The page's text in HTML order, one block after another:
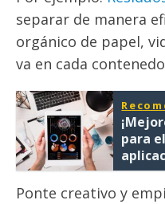
separar de manera
orgánico de papel,
va en cada
para
Ponte creativo y